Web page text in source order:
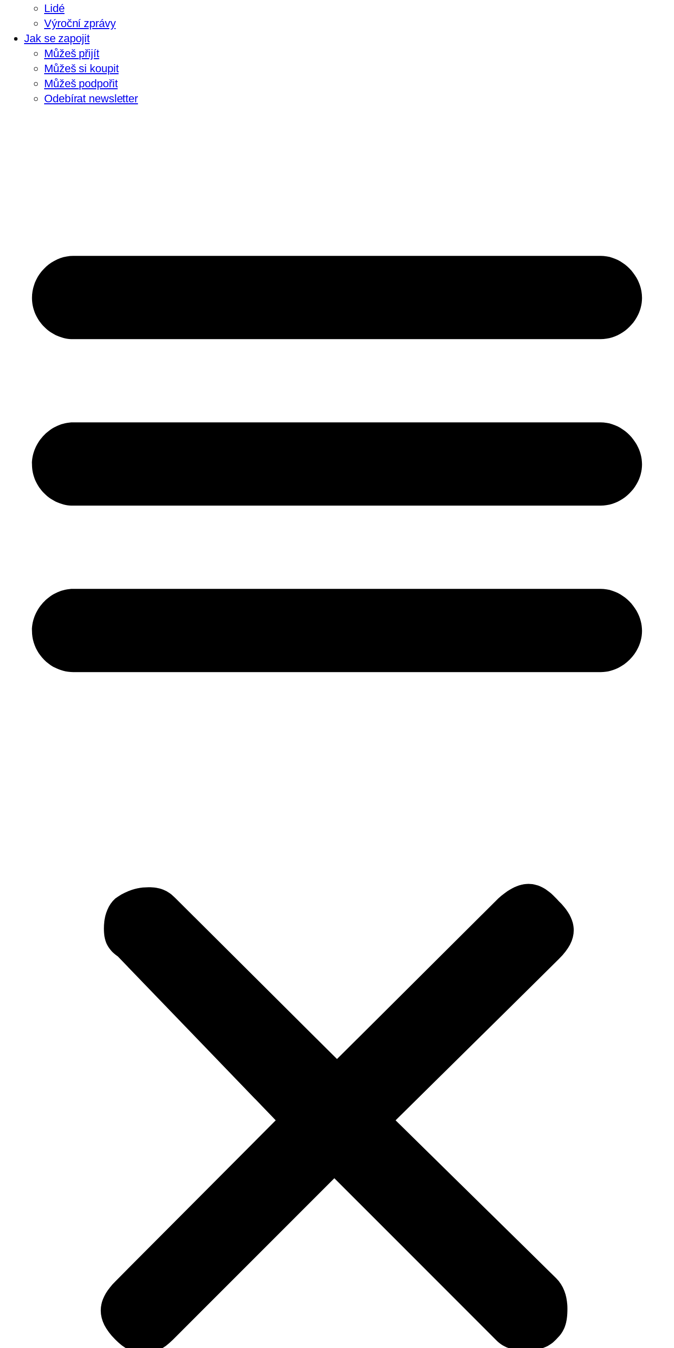
Lidé
Výroční zprávy
Jak se zapojit
Můžeš přijít
Můžeš si koupit
Můžeš podpořit
Odebírat newsletter